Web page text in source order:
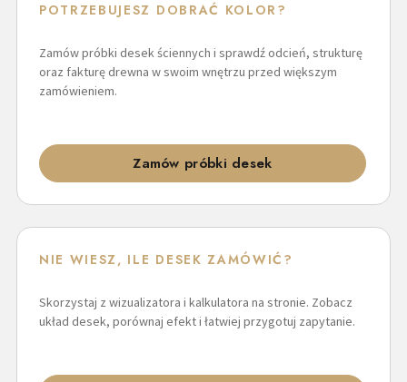
POTRZEBUJESZ DOBRAĆ KOLOR?
Zamów próbki desek ściennych i sprawdź odcień, strukturę
oraz fakturę drewna w swoim wnętrzu przed większym
zamówieniem.
Zamów próbki desek
NIE WIESZ, ILE DESEK ZAMÓWIĆ?
Skorzystaj z wizualizatora i kalkulatora na stronie. Zobacz
układ desek, porównaj efekt i łatwiej przygotuj zapytanie.